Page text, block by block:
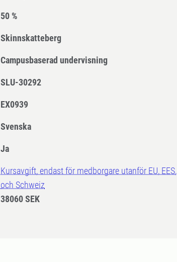
50 %
Skinnskatteberg
Campusbaserad undervisning
SLU-30292
EX0939
Svenska
Ja
Kursavgift, endast för medborgare utanför EU, EES,
och Schweiz
38060 SEK